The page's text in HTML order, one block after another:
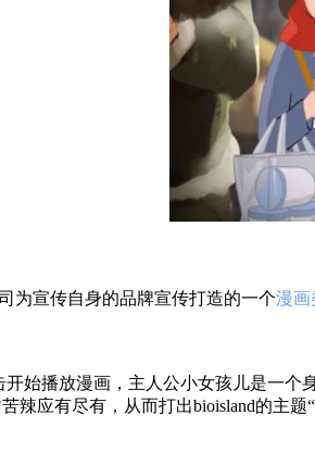
为宣传自身的品牌宣传打造的一个漫画
开始播放漫画，主人公小女孩儿是一个
辣应有尽有，从而打出bioisland的主题